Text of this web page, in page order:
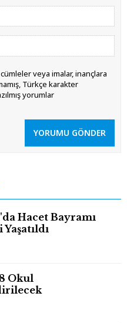
veya imalar, inançlara
Türkçe karakter
yorumlar
YORUMU GÖNDER
Hacet Bayramı
Okul